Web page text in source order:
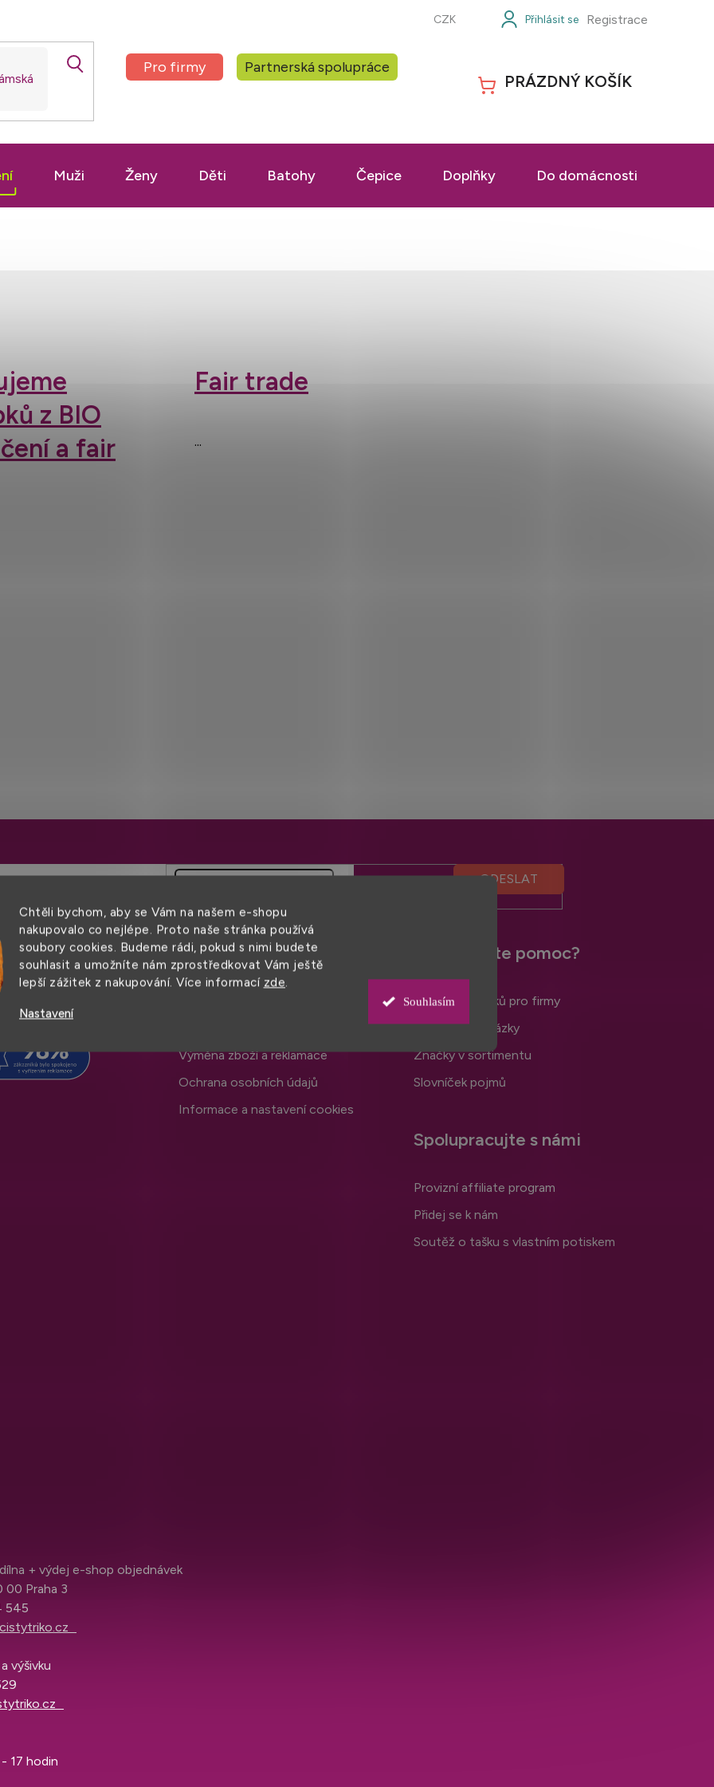
Chtěli bychom, aby se Vám na našem e-shopu
nakupovalo co nejlépe. Proto naše stránka používá
soubory cookies. Budeme rádi, pokud s nimi budete
souhlasit a umožníte nám zprostředkovat Vám ještě
lepší zážitek z nakupování. Více informací zde.
Nastavení
Souhlasím
Pro firmy Partnerská spolupráce
CZK Registrace
NÁKUPNÍ
PRÁZDNÝ KOŠÍK
Muži Ženy Děti Batohy Čepice Doplňky Do domácnosti
z BIO
a fair
Fair trade
...
l
a
í
p
r
v
k
p
i
s
Pro snadný nákup
Výměna zboží a reklamace
Ochrana osobních údajů
Informace a nastavení cookies
Potřebujete pomoc?
Zápůjčka vzorků pro firmy
Nejčastější otázky
Značky v sortimentu
Slovníček pojmů
Spolupracujte s námi
Provizní affiliate program
Přidej se k nám
Soutěž o tašku s vlastním potiskem
+ výdej e-shop objednávek
00 Praha 3
545
výšivku
17 hodin